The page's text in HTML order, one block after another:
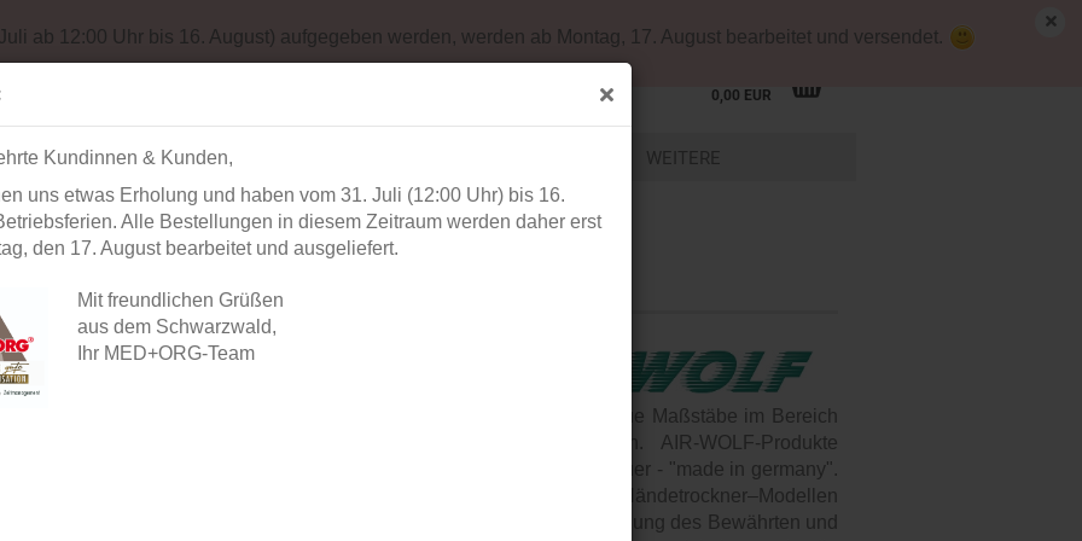
Kundinnen & Kunden,
uns etwas Erholung und haben vom 31. Juli (12:00 Uhr) bis 16.
Alle Bestellungen in diesem Zeitraum werden daher erst
den 17. August bearbeitet und ausgeliefert.
Mit freundlichen Grüßen
aus dem Schwarzwald,
Ihr MED+ORG-Team
0,00 EUR
ab 12:00 Uhr bis 16. August) aufgegeben werden, werden ab Montag, 17. August bearbeitet und versendet.
BÜROORGANISATION WEITERE
Startseite » Praxisausstattung » WC- und Waschraumlösungen
Die MarkeAIR-WOLF
Familienunternehmen mit Sitz in München setzt bis heute neue Maßstäbe im Bereich
Hygiene und Desinfektion für Krankenhäuser und Arztpraxen. AIR-WOLF-Produkte
stehen für eine erstklassige Qualität und eine hohe Lebensdauer - "made in germany".
Das Sortiment reicht von den zuverlässigen und bekannten Händetrockner–Modellen
bis hin zu Seifen- und WC-Papierspendern. Die Weiterentwicklung des Bewährten und